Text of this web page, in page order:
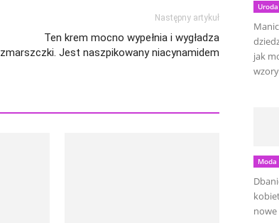
Następny artykuł
Ten krem mocno wypełnia i wygładza
zmarszczki. Jest naszpikowany niacynamidem
Uroda
jak
Moda
nowe